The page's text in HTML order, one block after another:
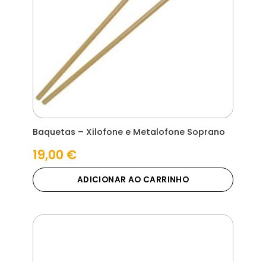
Baquetas – Xilofone e Metalofone Soprano
19,00 €
ADICIONAR AO CARRINHO